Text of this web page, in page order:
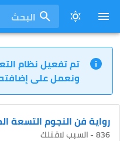
البحث
تم تفعيل نظام
ونعمل على
رواية فن النجوم التسعة
836 - السبب لاقتلك